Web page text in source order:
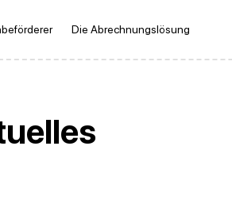
Die Abrechnungslösung